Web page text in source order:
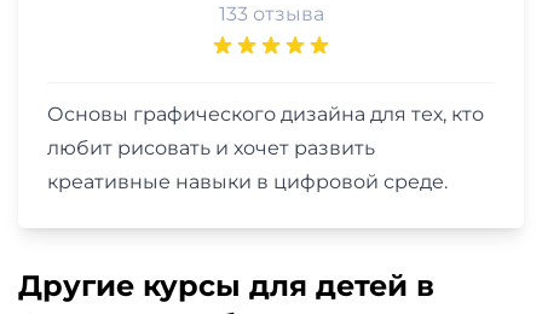
133 отзыва
Основы графического дизайна для тех, кто
любит рисовать и хочет развить
креативные навыки в цифровой среде.
Другие курсы для детей в